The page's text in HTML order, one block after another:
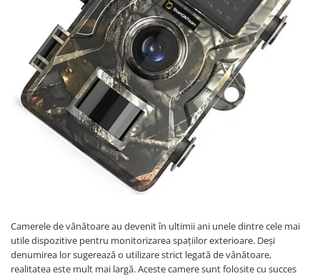
Camerele de vânătoare au devenit în ultimii ani unele dintre cele mai
utile dispozitive pentru monitorizarea spațiilor exterioare. Deși
denumirea lor sugerează o utilizare strict legată de vânătoare,
realitatea este mult mai largă. Aceste camere sunt folosite cu succes